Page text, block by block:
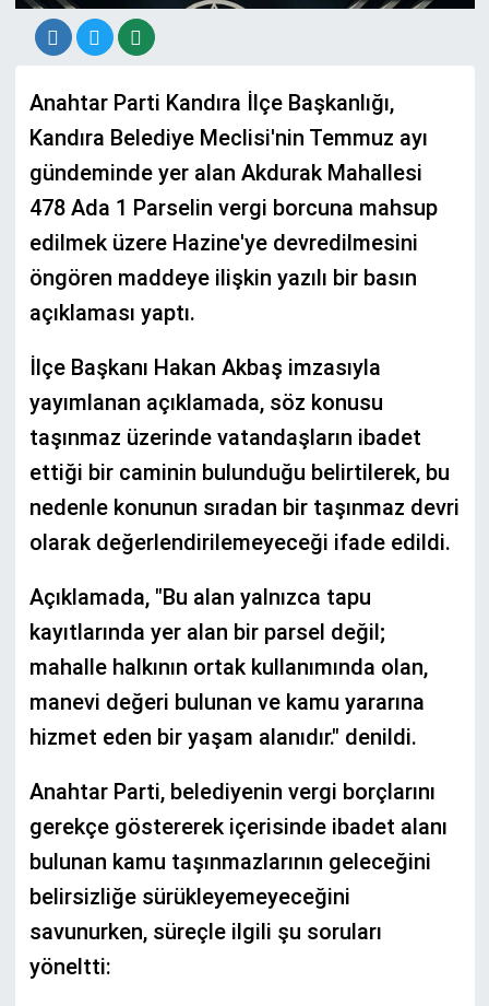
Anahtar Parti Kandıra İlçe Başkanlığı,
Kandıra Belediye Meclisi'nin Temmuz ayı
gündeminde yer alan Akdurak Mahallesi
478 Ada 1 Parselin vergi borcuna mahsup
edilmek üzere Hazine'ye devredilmesini
öngören maddeye ilişkin yazılı bir basın
açıklaması yaptı.
İlçe Başkanı Hakan Akbaş imzasıyla
yayımlanan açıklamada, söz konusu
taşınmaz üzerinde vatandaşların ibadet
ettiği bir caminin bulunduğu belirtilerek, bu
nedenle konunun sıradan bir taşınmaz devri
olarak değerlendirilemeyeceği ifade edildi.
Açıklamada, "Bu alan yalnızca tapu
kayıtlarında yer alan bir parsel değil;
mahalle halkının ortak kullanımında olan,
manevi değeri bulunan ve kamu yararına
hizmet eden bir yaşam alanıdır." denildi.
Anahtar Parti, belediyenin vergi borçlarını
gerekçe göstererek içerisinde ibadet alanı
bulunan kamu taşınmazlarının geleceğini
belirsizliğe sürükleyemeyeceğini
savunurken, süreçle ilgili şu soruları
yöneltti: